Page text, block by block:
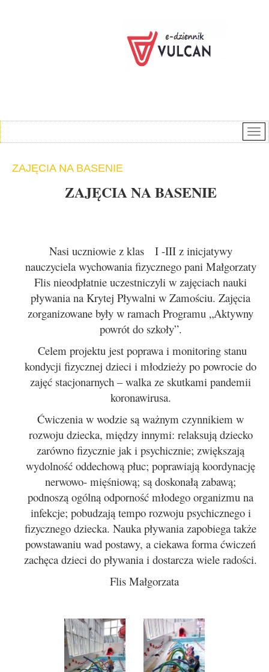
ZAJĘCIA NA BASENIE
ZAJĘCIA NA BASENIE
Nasi uczniowie z klas I -III z inicjatywy
nauczyciela wychowania fizycznego pani Małgorzaty
Flis nieodpłatnie uczestniczyli w zajęciach nauki
pływania na Krytej Pływalni w Zamościu. Zajęcia
zorganizowane były w ramach Programu „Aktywny
powrót do szkoły”.
Celem projektu jest poprawa i monitoring stanu
kondycji fizycznej dzieci i młodzieży po powrocie do
zajęć stacjonarnych – walka ze skutkami pandemii
koronawirusa.
Ćwiczenia w wodzie są ważnym czynnikiem w
rozwoju dziecka, między innymi: relaksują dziecko
zarówno fizycznie jak i psychicznie; zwiększają
wydolność oddechową płuc; poprawiają koordynację
nerwowo- mięśniową; są doskonałą zabawą;
podnoszą ogólną odporność młodego organizmu na
infekcje; pobudzają tempo rozwoju psychicznego i
fizycznego dziecka. Nauka pływania zapobiega także
powstawaniu wad postawy, a ciekawa forma ćwiczeń
zachęca dzieci do pływania i dostarcza wiele radości.
Flis Małgorzata